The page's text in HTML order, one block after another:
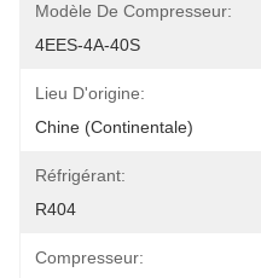
Modèle De Compresseur:
4EES-4A-40S
Lieu D'origine:
Chine (continentale)
Réfrigérant:
R404
Compresseur: